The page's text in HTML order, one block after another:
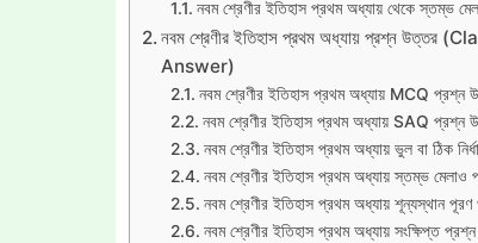
নবম শ্রেণীর ইতিহাস প্রথম অধ্যায় থেকে স্তম্ভ
নবম শ্রেণীর ইতিহাস প্রথম অধ্যায় প্রশ্ন
Answer)
নবম শ্রেণীর ইতিহাস প্রথম অধ্যায় MCQ প্রশ্ন
নবম শ্রেণীর ইতিহাস প্রথম অধ্যায় SAQ
নবম শ্রেণীর ইতিহাস প্রথম অধ্যায় ভুল বা ঠিক
নবম শ্রেণীর ইতিহাস প্রথম অধ্যায় স্তম্ভ
নবম শ্রেণীর ইতিহাস প্রথম অধ্যায় শূন্যস্থান
নবম শ্রেণীর ইতিহাস প্রথম অধ্যায় সংক্ষিপ্ত